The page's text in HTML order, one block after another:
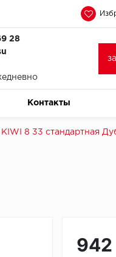
28
Контакты
8 33 стандартная
942